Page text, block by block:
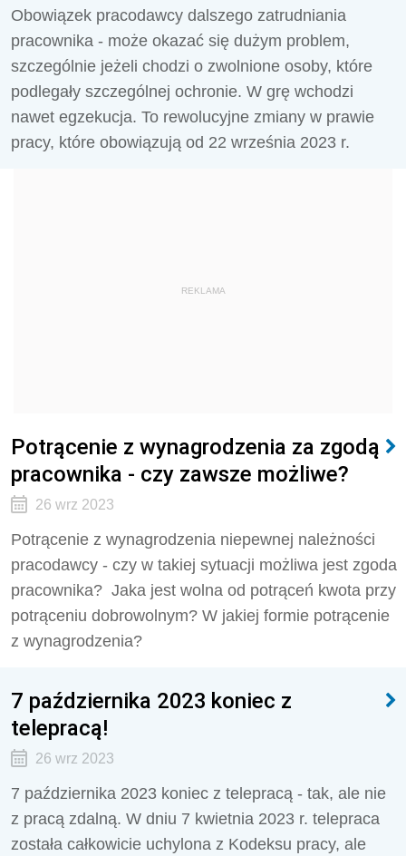
Obowiązek pracodawcy dalszego zatrudniania
pracownika - może okazać się dużym problem,
szczególnie jeżeli chodzi o zwolnione osoby, które
podlegały szczególnej ochronie. W grę wchodzi
nawet egzekucja. To rewolucyjne zmiany w prawie
pracy, które obowiązują od 22 września 2023 r.
REKLAMA
Potrącenie z wynagrodzenia za zgodą
pracownika - czy zawsze możliwe?
26 wrz 2023
Potrącenie z wynagrodzenia niepewnej należności
pracodawcy - czy w takiej sytuacji możliwa jest zgoda
pracownika? Jaka jest wolna od potrąceń kwota przy
potrąceniu dobrowolnym? W jakiej formie potrącenie
z wynagrodzenia?
7 października 2023 koniec z
telepracą!
26 wrz 2023
7 października 2023 koniec z telepracą - tak, ale nie
z pracą zdalną. W dniu 7 kwietnia 2023 r. telepraca
została całkowicie uchylona z Kodeksu pracy, ale